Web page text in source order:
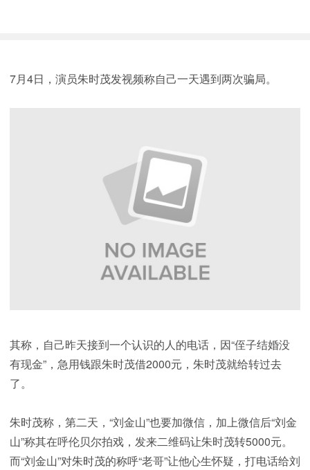
7月4日，演员朱时茂发视频称自己一天遇到两次骗局。
其称，自己昨天接到一个认识的人的电话，因“侄子结婚没
有现金”，急用钱跟朱时茂借2000元，朱时茂就给转过去
了。
朱时茂称，第二天，“刘金山”也要加微信，加上微信后“刘金
山”称其在呼伦贝尔拍戏，发来二维码让朱时茂转5000元。
而“刘金山”对朱时茂的称呼“老哥”让他心生怀疑，打电话给刘